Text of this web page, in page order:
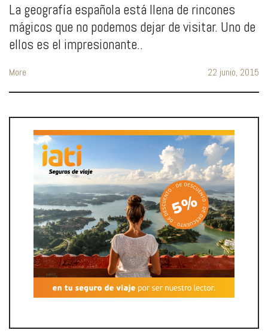
La geografía española está llena de rincones
mágicos que no podemos dejar de visitar. Uno de
ellos es el impresionante..
More 22 junio, 2015